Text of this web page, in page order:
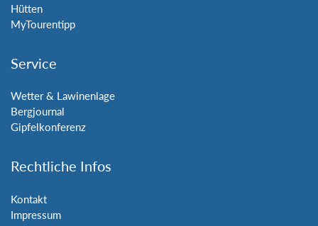
Hütten
MyTourentipp
Service
Wetter & Lawinenlage
Bergjournal
Gipfelkonferenz
Rechtliche Infos
Kontakt
Impressum